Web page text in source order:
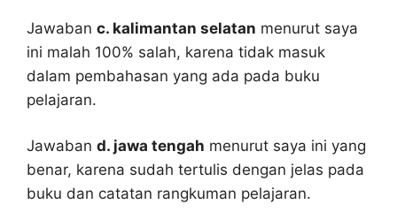
Jawaban c. kalimantan selatan menurut saya
ini malah 100% salah, karena tidak masuk
dalam pembahasan yang ada pada buku
pelajaran.
Jawaban d. jawa tengah menurut saya ini yang
benar, karena sudah tertulis dengan jelas pada
buku dan catatan rangkuman pelajaran.